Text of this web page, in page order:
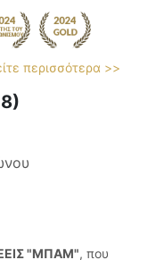
περισσότερα >>
"ΜΠΑΜ", που